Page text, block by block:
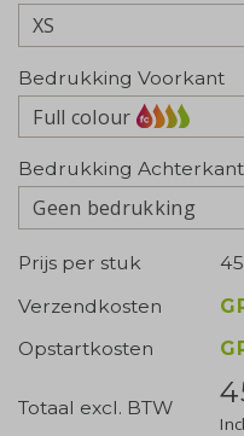
Bedrukking Voorkant
Full colour
Bedrukking Achterkant
Geen bedrukking
Prijs per stuk
Verzendkosten
Opstartkosten
Totaal excl. BTW